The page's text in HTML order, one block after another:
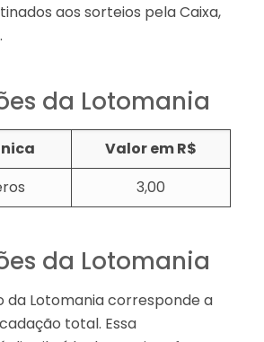
aos sorteios pela Caixa,
da Lotomania
Valor em R$
3,00​​
da Lotomania
da Lotomania corresponde a
total. Essa